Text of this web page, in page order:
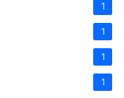
1
1
1
1